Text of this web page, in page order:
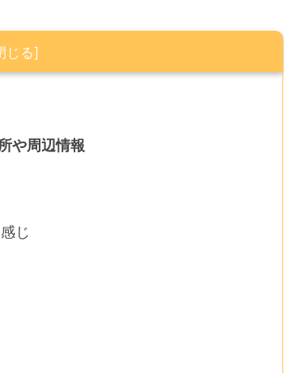
や周辺情報
じ